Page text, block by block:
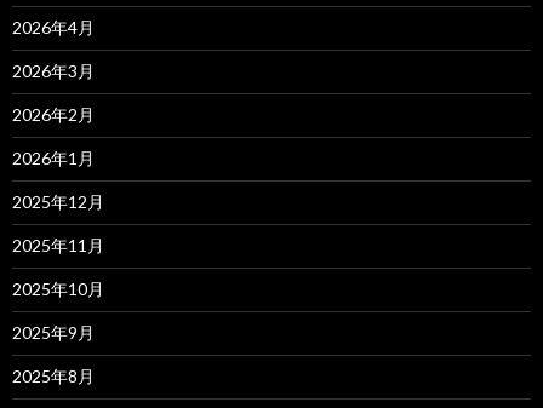
2026年4月
2026年3月
2026年2月
2026年1月
2025年12月
2025年11月
2025年10月
2025年9月
2025年8月